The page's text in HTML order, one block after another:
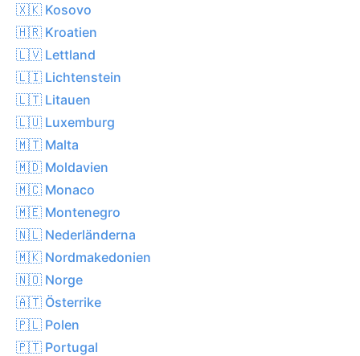
🇽🇰 Kosovo
🇭🇷 Kroatien
🇱🇻 Lettland
🇱🇮 Lichtenstein
🇱🇹 Litauen
🇱🇺 Luxemburg
🇲🇹 Malta
🇲🇩 Moldavien
🇲🇨 Monaco
🇲🇪 Montenegro
🇳🇱 Nederländerna
🇲🇰 Nordmakedonien
🇳🇴 Norge
🇦🇹 Österrike
🇵🇱 Polen
🇵🇹 Portugal